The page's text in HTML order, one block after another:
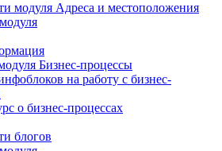
модуля Адреса и местоположения
Бизнес-процессы
на работу с бизнес-
о бизнес-процессах
блогов